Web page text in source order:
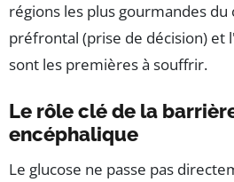
régions les plus gourmandes
préfrontal (prise de décision) et
sont les premières à souffrir.
Le rôle clé de la
encéphalique
Le glucose ne passe pas